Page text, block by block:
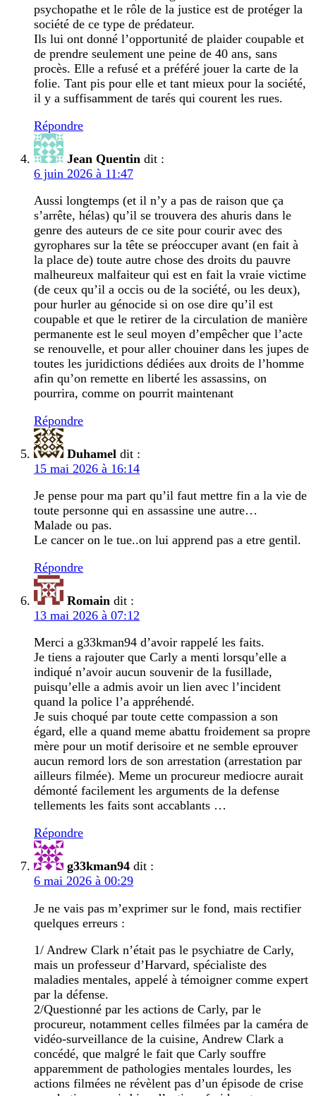
psychopathe et le rôle de la justice est de protéger la
société de ce type de prédateur.
Ils lui ont donné l’opportunité de plaider coupable et
de prendre seulement une peine de 40 ans, sans
procès. Elle a refusé et a préféré jouer la carte de la
folie. Tant pis pour elle et tant mieux pour la société,
il y a suffisamment de tarés qui courent les rues.
Répondre
Jean Quentin dit :
6 juin 2026 à 11:47
Aussi longtemps (et il n’y a pas de raison que ça
s’arrête, hélas) qu’il se trouvera des ahuris dans le
genre des auteurs de ce site pour courir avec des
gyrophares sur la tête se préoccuper avant (en fait à
la place de) toute autre chose des droits du pauvre
malheureux malfaiteur qui est en fait la vraie victime
(de ceux qu’il a occis ou de la société, ou les deux),
pour hurler au génocide si on ose dire qu’il est
coupable et que le retirer de la circulation de manière
permanente est le seul moyen d’empêcher que l’acte
se renouvelle, et pour aller chouiner dans les jupes de
toutes les juridictions dédiées aux droits de l’homme
afin qu’on remette en liberté les assassins, on
pourrira, comme on pourrit maintenant
Répondre
Duhamel dit :
15 mai 2026 à 16:14
Je pense pour ma part qu’il faut mettre fin a la vie de
toute personne qui en assassine une autre…
Malade ou pas.
Le cancer on le tue..on lui apprend pas a etre gentil.
Répondre
Romain dit :
13 mai 2026 à 07:12
Merci a g33kman94 d’avoir rappelé les faits.
Je tiens a rajouter que Carly a menti lorsqu’elle a
indiqué n’avoir aucun souvenir de la fusillade,
puisqu’elle a admis avoir un lien avec l’incident
quand la police l’a appréhendé.
Je suis choqué par toute cette compassion a son
égard, elle a quand meme abattu froidement sa propre
mère pour un motif derisoire et ne semble eprouver
aucun remord lors de son arrestation (arrestation par
ailleurs filmée). Meme un procureur mediocre aurait
démonté facilement les arguments de la defense
tellements les faits sont accablants …
Répondre
g33kman94 dit :
6 mai 2026 à 00:29
Je ne vais pas m’exprimer sur le fond, mais rectifier
quelques erreurs :
1/ Andrew Clark n’était pas le psychiatre de Carly,
mais un professeur d’Harvard, spécialiste des
maladies mentales, appelé à témoigner comme expert
par la défense.
2/Questionné par les actions de Carly, par le
procureur, notamment celles filmées par la caméra de
vidéo-surveillance de la cuisine, Andrew Clark a
concédé, que malgré le fait que Carly souffre
apparemment de pathologies mentales lourdes, les
actions filmées ne révèlent pas d’un épisode de crise